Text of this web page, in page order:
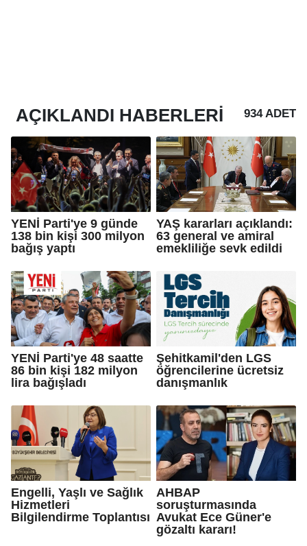
AÇIKLANDI HABERLERI 934 ADET
YENİ Parti'ye 9 günde
138 bin kişi 300 milyon
bağış yaptı
YAŞ kararları açıklandı:
63 general ve amiral
emekliliğe sevk edildi
YENİ Parti'ye 48 saatte
86 bin kişi 182 milyon
lira bağışladı
Şehitkamil'den LGS
öğrencilerine ücretsiz
danışmanlık
Engelli, Yaşlı ve Sağlık
Hizmetleri
Bilgilendirme Toplantısı
AHBAP
soruşturmasında
Avukat Ece Güner'e
gözaltı kararı!